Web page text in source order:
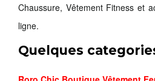
Chaussure, Vêtement Fitness et
ligne.
Quelques